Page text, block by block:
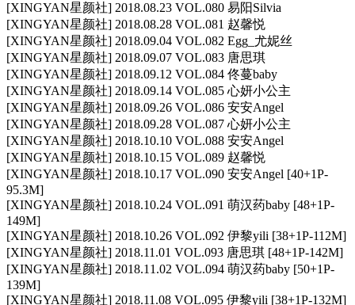
[XINGYAN星颜社] 2018.08.23 VOL.080 易阳Silvia
[XINGYAN星颜社] 2018.08.28 VOL.081 赵馨悦
[XINGYAN星颜社] 2018.09.04 VOL.082 Egg_尤妮丝
[XINGYAN星颜社] 2018.09.07 VOL.083 唐思琪
[XINGYAN星颜社] 2018.09.12 VOL.084 佟蔓baby
[XINGYAN星颜社] 2018.09.14 VOL.085 心妍小公主
[XINGYAN星颜社] 2018.09.26 VOL.086 安安Angel
[XINGYAN星颜社] 2018.09.28 VOL.087 心妍小公主
[XINGYAN星颜社] 2018.10.10 VOL.088 安安Angel
[XINGYAN星颜社] 2018.10.15 VOL.089 赵馨悦
[XINGYAN星颜社] 2018.10.17 VOL.090 安安Angel [40+1P-
95.3M]
[XINGYAN星颜社] 2018.10.24 VOL.091 萌汉药baby [48+1P-
149M]
[XINGYAN星颜社] 2018.10.26 VOL.092 伊黎yili [38+1P-112M]
[XINGYAN星颜社] 2018.11.01 VOL.093 唐思琪 [48+1P-142M]
[XINGYAN星颜社] 2018.11.02 VOL.094 萌汉药baby [50+1P-
139M]
[XINGYAN星颜社] 2018.11.08 VOL.095 伊黎yili [38+1P-132M]